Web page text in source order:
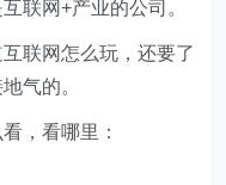
联网+产业的公司。
联网怎么玩，还要了
气的。
，看哪里：